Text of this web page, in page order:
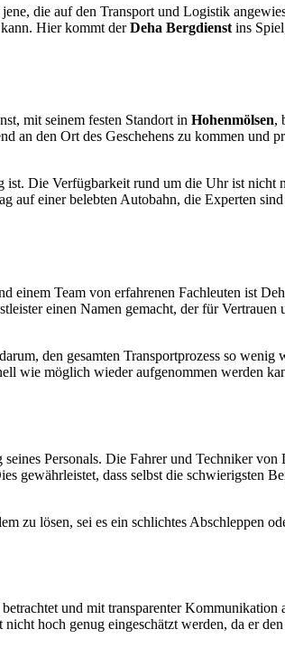
die auf den Transport und Logistik
Hier kommt derDeha Bergdienst ins
mit seinem festen Standort in Hohenmölsen,
an den Ort des Geschehens zu kommen und
Die Verfügbarkeit rund um die Uhr ist nicht
auf einer belebten Autobahn, die Experten
einem Team von erfahrenen Fachleuten ist
einen Namen gemacht, der für Vertrauen
den gesamten Transportprozess so wenig
wie möglich wieder aufgenommen werden
Personals. Die Fahrer und Techniker von
gewährleistet, dass selbst die schwierigsten
zu lösen, sei es ein schlichtes Abschleppen
und mit transparenter Kommunikation
hoch genug eingeschätzt werden, da er